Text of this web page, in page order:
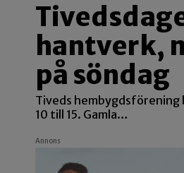
hantverk,
på söndag
Tiveds hembygdsförening
10 till 15. Gamla…
Annons